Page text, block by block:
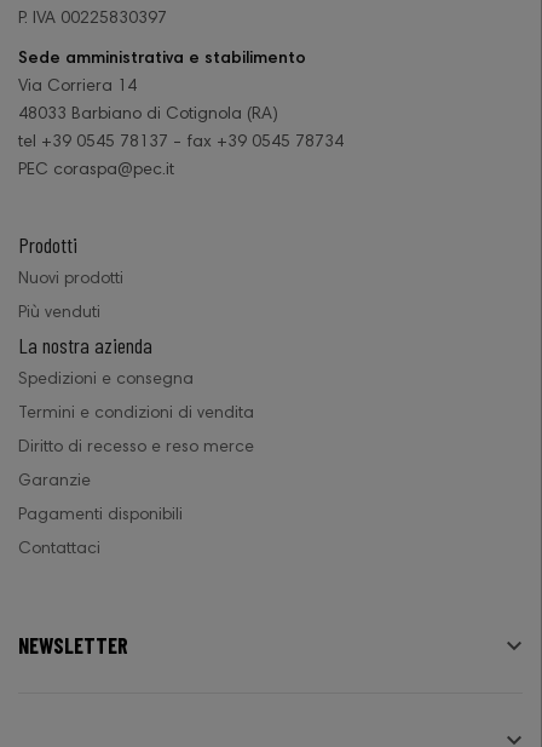
P. IVA 00225830397
Sede amministrativa e stabilimento
Via Corriera 14
48033 Barbiano di Cotignola (RA)
tel +39 0545 78137 - fax +39 0545 78734
PEC coraspa@pec.it
Prodotti
Nuovi prodotti
Più venduti
La nostra azienda
Spedizioni e consegna
Termini e condizioni di vendita
Diritto di recesso e reso merce
Garanzie
Pagamenti disponibili
Contattaci
NEWSLETTER 
